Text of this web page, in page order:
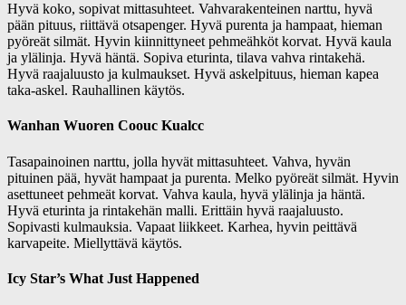
Hyvä koko, sopivat mittasuhteet. Vahvarakenteinen narttu, hyvä
pään pituus, riittävä otsapenger. Hyvä purenta ja hampaat, hieman
pyöreät silmät. Hyvin kiinnittyneet pehmeähköt korvat. Hyvä kaula
ja ylälinja. Hyvä häntä. Sopiva eturinta, tilava vahva rintakehä.
Hyvä raajaluusto ja kulmaukset. Hyvä askelpituus, hieman kapea
taka-askel. Rauhallinen käytös.
Wanhan Wuoren Coouc Kualcc
Tasapainoinen narttu, jolla hyvät mittasuhteet. Vahva, hyvän
pituinen pää, hyvät hampaat ja purenta. Melko pyöreät silmät. Hyvin
asettuneet pehmeät korvat. Vahva kaula, hyvä ylälinja ja häntä.
Hyvä eturinta ja rintakehän malli. Erittäin hyvä raajaluusto.
Sopivasti kulmauksia. Vapaat liikkeet. Karhea, hyvin peittävä
karvapeite. Miellyttävä käytös.
Icy Star’s What Just Happened